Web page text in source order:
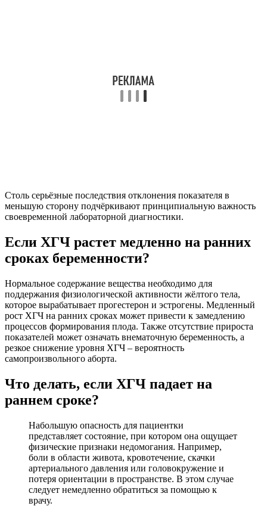
Столь серьёзные последствия отклонения показателя в
меньшую сторону подчёркивают принципиальную важность
своевременной лабораторной диагностики.
Если ХГЧ растет медленно на ранних
сроках беременности?
Нормальное содержание вещества необходимо для
поддержания физиологической активности жёлтого тела,
которое вырабатывает прогестерон и эстрогены. Медленный
рост ХГЧ на ранних сроках может привести к замедлению
процессов формирования плода. Также отсутствие прироста
показателей может означать внематочную беременность, а
резкое снижение уровня ХГЧ – вероятность
самопроизвольного аборта.
Что делать, если ХГЧ падает на
раннем сроке?
Набольшую опасность для пациентки
представляет состояние, при котором она ощущает
физические признаки недомогания. Например,
боли в области живота, кровотечение, скачки
артериального давления или головокружение и
потеря ориентации в пространстве. В этом случае
следует немедленно обратиться за помощью к
врачу.